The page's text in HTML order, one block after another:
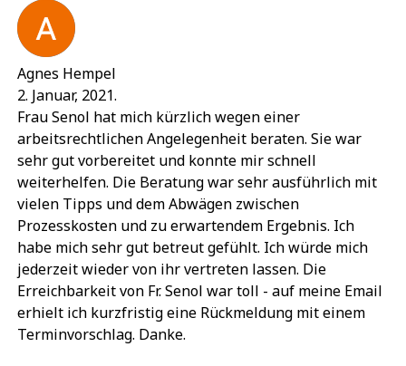
Agnes Hempel
2. Januar, 2021.
Frau Senol hat mich kürzlich wegen einer
arbeitsrechtlichen Angelegenheit beraten. Sie war
sehr gut vorbereitet und konnte mir schnell
weiterhelfen. Die Beratung war sehr ausführlich mit
vielen Tipps und dem Abwägen zwischen
Prozesskosten und zu erwartendem Ergebnis. Ich
habe mich sehr gut betreut gefühlt. Ich würde mich
jederzeit wieder von ihr vertreten lassen. Die
Erreichbarkeit von Fr. Senol war toll - auf meine Email
erhielt ich kurzfristig eine Rückmeldung mit einem
Terminvorschlag. Danke.